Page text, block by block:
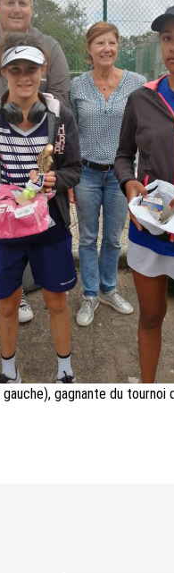
gauche), gagnante du tournoi